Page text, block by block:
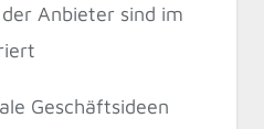
Anbieter sind im
Geschäftsideen